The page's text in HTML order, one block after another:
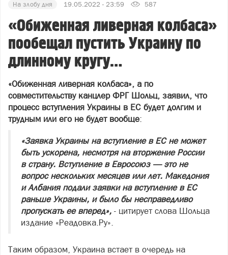
На злобу дня 19.05.2022 - 23:59 587
«Обиженная ливерная колбаса»
пообещал пустить Украину по
длинному кругу…
«Обиженная ливерная колбаса», а по
совместительству канцлер ФРГ Шольц, заявил, что
процесс вступления Украины в ЕС будет долгим и
трудным или его не будет вообще:
«Заявка Украины на вступление в ЕС не может
быть ускорена, несмотря на вторжение России
в страну. Вступление в Евросоюз — это не
вопрос нескольких месяцев или лет. Македония
и Албания подали заявки на вступление в ЕС
раньше Украины, и было бы несправедливо
пропускать ее вперед», - цитирует слова Шольца
издание «Реадовка.Ру».
Таким образом, Украина встает в очередь на